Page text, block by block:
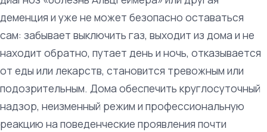
деменция и уже не может безопасно оставаться
сам: забывает выключить газ, выходит из дома и не
находит обратно, путает день и ночь, отказывается
от еды или лекарств, становится тревожным или
подозрительным. Дома обеспечить круглосуточный
надзор, неизменный режим и профессиональную
реакцию на поведенческие проявления почти